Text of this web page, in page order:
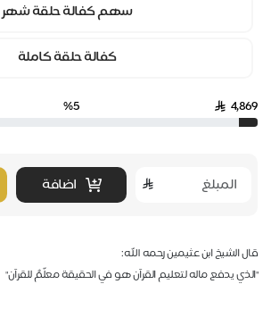
سهم كفالة حلقة شهر
كفالة حلقة كاملة
4,869
%5
اضافة
قال الشيخ ابن عثيمين رحمه الله:
"الذي يدفع ماله لتعليم القرآن هو في الحقيقة معلّمٌ للقرآن"